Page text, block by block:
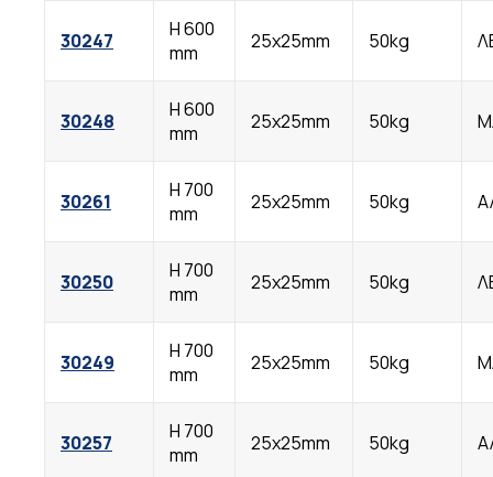
30247
Η 600
mm
25x25mm 50kg
30248
Η 600
mm
25x25mm 50kg
30261
Η 700
mm
25x25mm 50kg
30250
Η 700
mm
25x25mm 50kg
30249
Η 700
mm
25x25mm 50kg
30257
Η 700
mm
25x25mm 50kg